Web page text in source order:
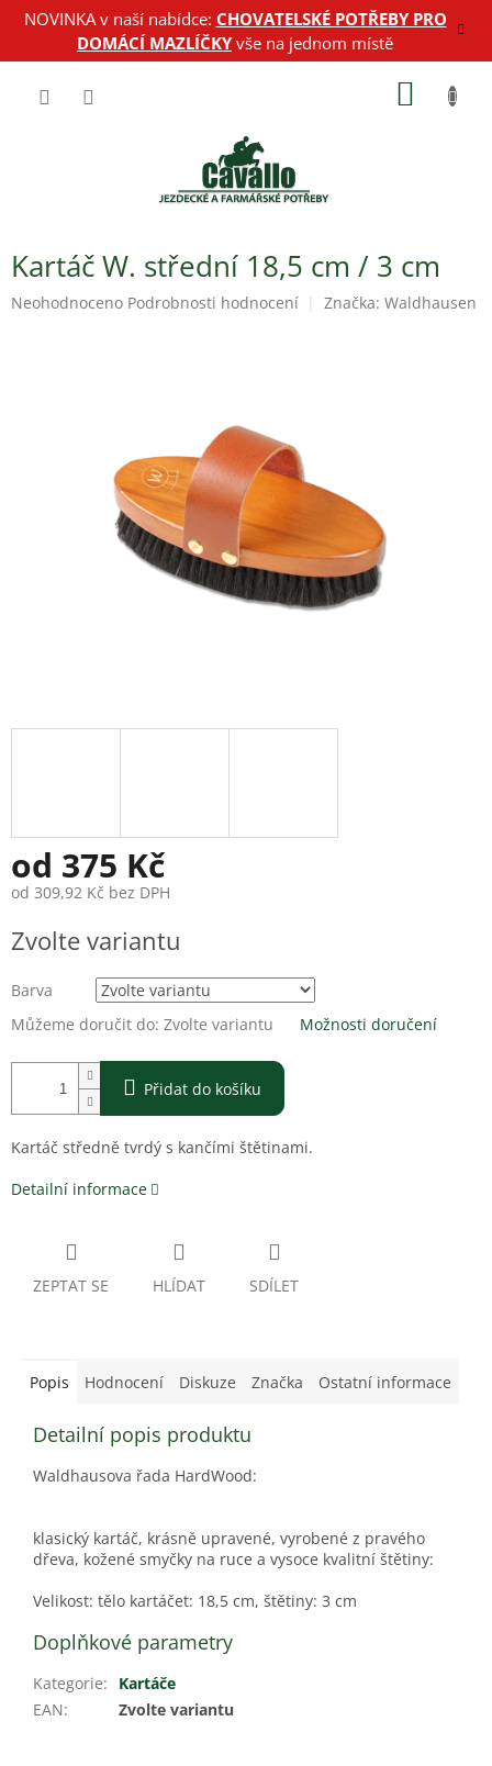
PřejítNOVINKA v naší nabídce: CHOVATELSKÉ POTŘEBY PRO
DOMÁCÍ MAZLÍČKYvše na jednom místě
Kartáč W. střední 18,5 cm / 3 cm
Průměrné
Neohodnoceno Podrobnosti hodnocení Značka: Waldhausen
od 375 Kč
od 309,92 Kč bez DPH
cena:
Zvolte variantu
Barva
Můžeme doručit do: Zvolte variantu Možnosti doručení
Přidat do košíku
Kartáč středně tvrdý s kančími štětinami.
Detailní informace
ZEPTAT SE HLÍDAT SDÍLET
Popis Hodnocení Diskuze Značka Ostatní informace
Detailní popis produktu
Waldhausova řada HardWood:
klasický kartáč, krásně upravené, vyrobené z pravého
dřeva, kožené smyčky na ruce a vysoce kvalitní štětiny:
Velikost: tělo kartáčet: 18,5 cm, štětiny: 3 cm
Doplňkové parametry
Kategorie:
Kartáče
EAN: Zvolte variantu